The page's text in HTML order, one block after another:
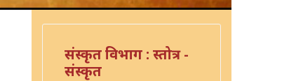
संस्कृत विभाग : स्तोत्र -
संस्कृत